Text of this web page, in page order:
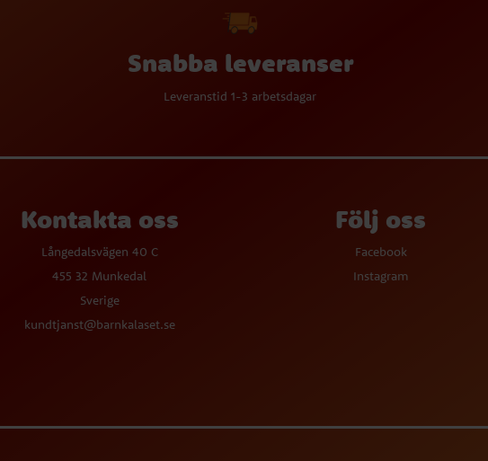
Snabba leveranser
Leveranstid 1-3 arbetsdagar
Kontakta oss
Långedalsvägen 40 C
455 32 Munkedal
Sverige
kundtjanst@barnkalaset.se
Följ oss
Facebook
Instagram